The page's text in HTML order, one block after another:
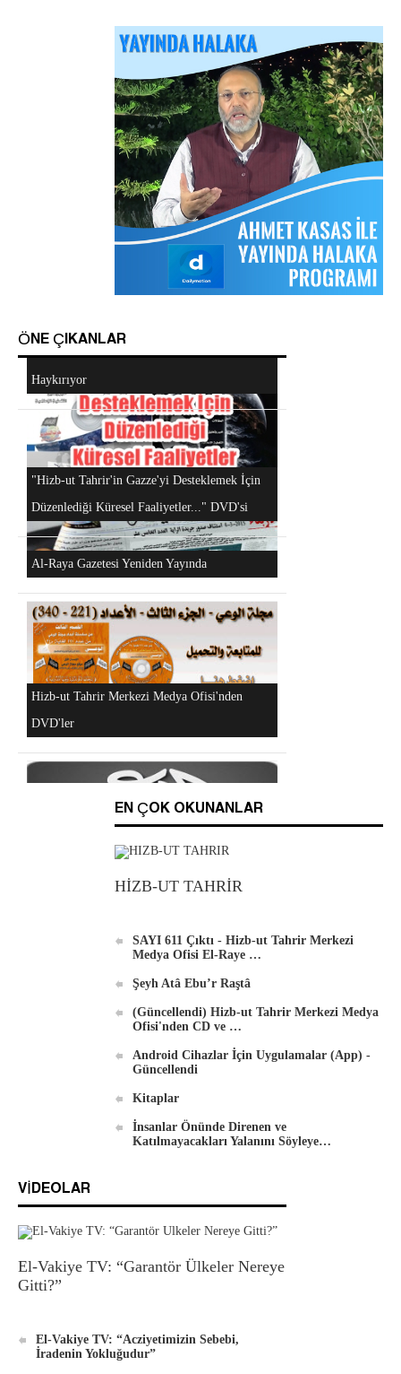
ÖNE ÇIKANLAR
Al-Raya Gazetesi Yeniden Yayında
Hizb-ut Tahrir Merkezi Medya Ofisi'nden
Android Cihazlar İçin Anayasa Tasarısı
Uygulaması
Hizb-ut Tahrir Kimdir?
"Hizb-ut Tahrir'in Gazze'yi Desteklemek İçin
Düzenlediği Küresel Faaliyetler..." DVD'si
Sorular ve Cevaplar
Mescidi Aksa İslam Ümmetine ve Ordulara
Haykırıyor
Arakan Müslümanları İslam Ümmetinden ve
Hizb-ut Tahrir Emirine Sorulanlar
EN ÇOK OKUNANLAR
HİZB-UT TAHRİR
SAYI 611 Çıktı - Hizb-ut Tahrir Merkezi
Medya Ofisi El-Raye …
Şeyh Atâ Ebu’r Raştâ
(Güncellendi) Hizb-ut Tahrir Merkezi Medya
Ofisi'nden CD ve …
Android Cihazlar İçin Uygulamalar (App) -
Güncellendi
Kitaplar
İnsanlar Önünde Direnen ve
Katılmayacakları Yalanını Söyleye…
VIDEOLAR
El-Vakiye TV: “Garantör Ülkeler Nereye
Gitti?”
El-Vakiye TV: “Acziyetimizin Sebebi,
İradenin Yokluğudur”